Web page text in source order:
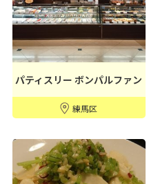
パティスリー ボンパルファン
練馬区